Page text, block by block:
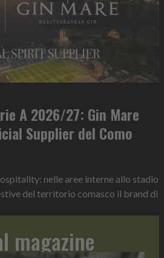
A 2026/27: Gin Mare
Supplier del Como
nelle aree interne allo stadio
del territorio comasco il brand di
magazine